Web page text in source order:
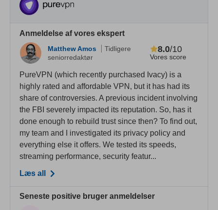
Anmeldelse af vores ekspert
Matthew Amos
Tidligere
seniorredaktør
Vores score
8.0/10
PureVPN (which recently purchased Ivacy) is a
highly rated and affordable VPN, but it has had its
share of controversies. A previous incident involving
the FBI severely impacted its reputation. So, has it
done enough to rebuild trust since then? To find out,
my team and I investigated its privacy policy and
everything else it offers. We tested its speeds,
streaming performance, security featur...
Læs all
Seneste positive bruger anmeldelser